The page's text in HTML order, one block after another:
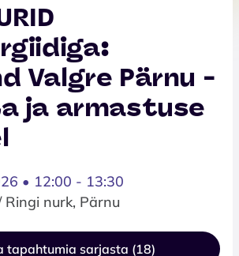
Valgre Pärnu -
ja armastuse
• 12:00 - 13:30
Ringi nurk, Pärnu
tapahtumia sarjasta (18)